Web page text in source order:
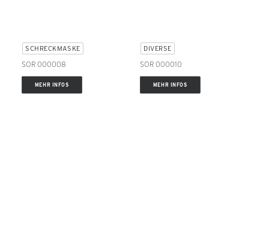
SCHRECKMASKE
SOR 000008
MEHR INFOS
DIVERSE
SOR 000010
MEHR INFOS